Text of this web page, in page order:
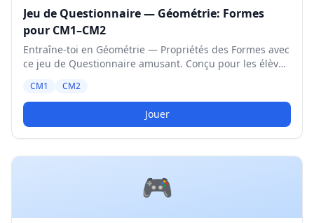
Jeu de Questionnaire — Géométrie: Formes
pour CM1–CM2
Entraîne-toi en Géométrie — Propriétés des Formes avec
ce jeu de Questionnaire amusant. Conçu pour les élèves
CM1 CM2
Jouer
🎮